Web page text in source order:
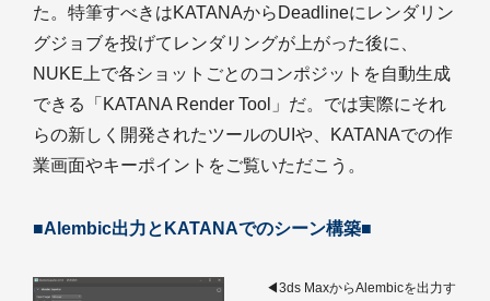
た。特筆すべきはKATANAからDeadlineにレンダリン
グジョブを投げてレンダリングが上がった後に、
NUKE上で各ショットごとのコンポジットを自動生成
できる「KATANA Render Tool」だ。では実際にそれ
らの新しく開発されたツールのUIや、KATANAでの作
業画面やキーポイントをご覧いただこう。
■Alembic出力とKATANAでのシーン構築■
◀3ds MaxからAlembicを出力す